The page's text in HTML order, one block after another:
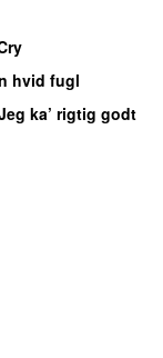
hvid fugl
ka’ rigtig godt